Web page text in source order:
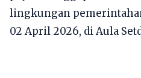
lingkungan
02 April 2026, di Aula